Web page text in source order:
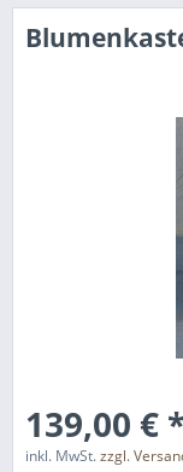
139,00 €
inkl. MwSt.zzgl.